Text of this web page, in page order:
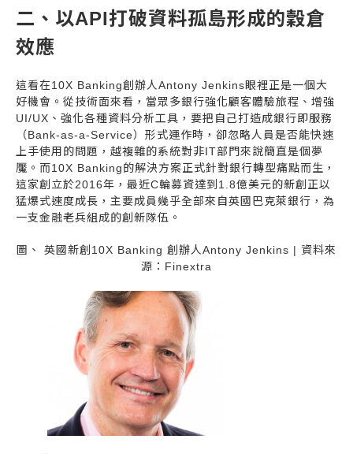
二、以API打破資料孤島形成的穀倉
效應
這看在10X Banking創辦人Antony Jenkins眼裡正是一個大
好機會。從技術面來看，當眾多銀行強化顧客體驗旅程、增強
UI/UX、強化各種資料分析工具，要把自己打造成銀行即服務
（Bank-as-a-Service）形式運作時，卻忽略人員是否能快速
上手使用的問題，越複雜的系統對非IT部門來說簡直是個夢
魘。而10X Banking的解決方案正式針對銀行轉型痛點而生，
這家創立於2016年，最近C輪募資達到1.8億美元的新創正以
猛爆式速度成長，主要成員幾乎全部來自英國巴克萊銀行，為
一支金融老兵組成的創新隊伍。
圖、 英國新創10X Banking 創辦人Antony Jenkins | 資料來
源：Finextra